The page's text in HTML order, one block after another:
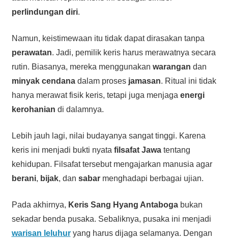
perlindungan diri.
Namun, keistimewaan itu tidak dapat dirasakan tanpa
perawatan. Jadi, pemilik keris harus merawatnya secara
rutin. Biasanya, mereka menggunakan warangan dan
minyak cendanadalam proses jamasan. Ritual ini tidak
hanya merawat fisik keris, tetapi juga menjaga energi
kerohanian di dalamnya.
Lebih jauh lagi, nilai budayanya sangat tinggi. Karena
keris ini menjadi bukti nyata filsafat Jawatentang
kehidupan. Filsafat tersebut mengajarkan manusia agar
berani, bijak, dan sabarmenghadapi berbagai ujian.
Pada akhirnya, Keris Sang Hyang Antabogabukan
sekadar benda pusaka. Sebaliknya, pusaka ini menjadi
warisan leluhuryang harus dijaga selamanya. Dengan